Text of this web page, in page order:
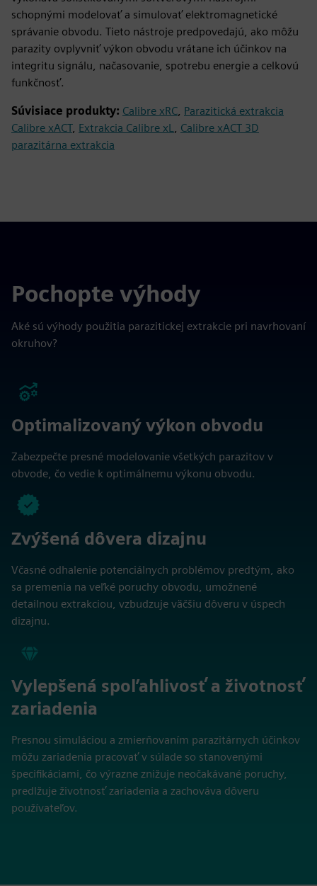
schopnými modelovať a simulovať elektromagnetické
správanie obvodu. Tieto nástroje predpovedajú, ako môžu
parazity ovplyvniť výkon obvodu vrátane ich účinkov na
integritu signálu, načasovanie, spotrebu energie a celkovú
funkčnosť.
Súvisiace produkty: Calibre xRC, Parazitická extrakcia
Calibre xACT, Extrakcia Calibre xL, Calibre xACT 3D
parazitárna extrakcia
Pochopte výhody
Aké sú výhody použitia parazitickej extrakcie pri navrhovaní
okruhov?
Optimalizovaný výkon obvodu
Zabezpečte presné modelovanie všetkých parazitov v
obvode, čo vedie k optimálnemu výkonu obvodu.
Zvýšená dôvera dizajnu
Včasné odhalenie potenciálnych problémov predtým, ako
sa premenia na veľké poruchy obvodu, umožnené
detailnou extrakciou, vzbudzuje väčšiu dôveru v úspech
dizajnu.
Vylepšená spoľahlivosť a životnosť
zariadenia
Presnou simuláciou a zmierňovaním parazitárnych účinkov
môžu zariadenia pracovať v súlade so stanovenými
špecifikáciami, čo výrazne znižuje neočakávané poruchy,
predlžuje životnosť zariadenia a zachováva dôveru
používateľov.